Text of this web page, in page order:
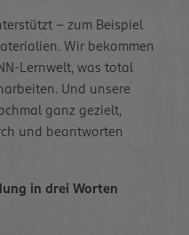
– zum Beispiel
Wir bekommen
Lernwelt, was total
Und unsere
ganz gezielt,
und beantworten
in drei Worten